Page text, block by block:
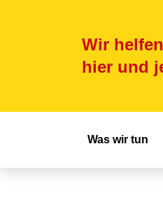
Wir helfen
hier und
Was wir tun